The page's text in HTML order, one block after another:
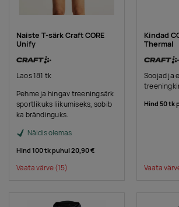
Naiste T-särk Craft CORE
Unify
Laos 181 tk
Pehme ja hingav treeningsärk
sportlikuks liikumiseks, sobib
ka brändinguks.
Näidis olemas
Hind 100 tk puhul20,90 €
Vaata värve(15)
Kindad
Thermal
Soojad ja
Hind 50 tk
Vaata